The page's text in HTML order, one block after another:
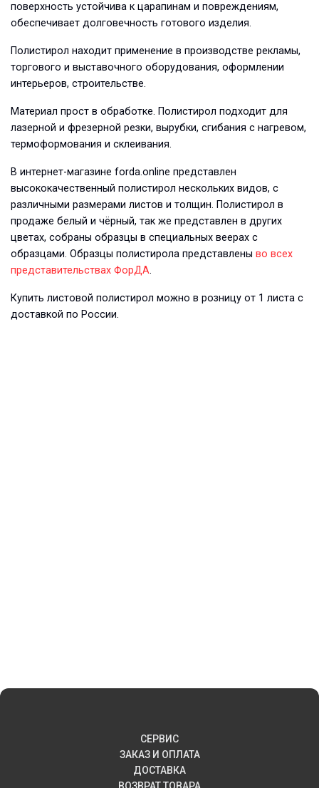
поверхность устойчива к царапинам и повреждениям,
обеспечивает долговечность готового изделия.
Полистирол находит применение в производстве рекламы,
торгового и выставочного оборудования, оформлении
интерьеров, строительстве.
Материал прост в обработке. Полистирол подходит для
лазерной и фрезерной резки, вырубки, сгибания с нагревом,
термоформования и склеивания.
В интернет-магазине forda.online представлен
высококачественный полистирол нескольких видов, с
различными размерами листов и толщин. Полистирол в
продаже белый и чёрный, так же представлен в других
цветах, собраны образцы в специальных веерах с
образцами. Образцы полистирола представлены во всех
представительствах ФорДА.
Купить листовой полистирол можно в розницу от 1 листа с
доставкой по России.
СЕРВИС
ЗАКАЗ И ОПЛАТА
ДОСТАВКА